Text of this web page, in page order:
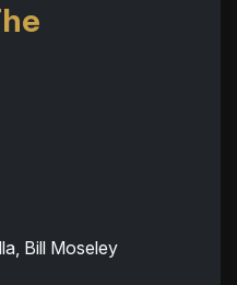
Bill Moseley